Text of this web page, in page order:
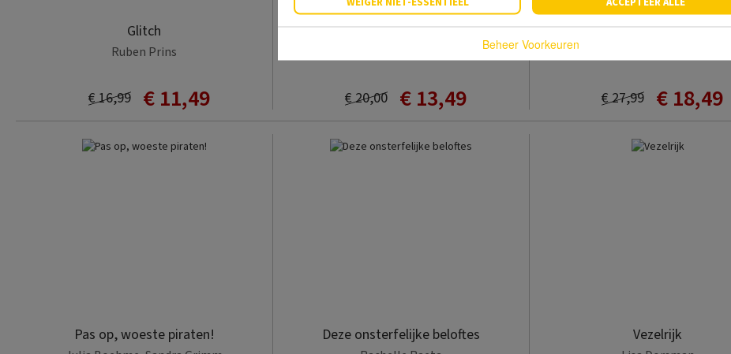
Glitch
Ruben Prins
€ 11,49
€ 16,99
Het licht tussen onze vingers
€ 13,49
€ 20,00
Het oog van de woestijn
€ 18,49
€ 27,99
Pas op, woeste piraten! Deze onsterfelijke beloftes Vezelrijk
Beheer Voorkeuren